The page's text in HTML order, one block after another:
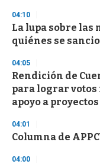
s
e
c
o
d
s
04:10
La lupa sobre las
quiénes se
04:05
Rendición de
para lograr
apoyo a
04:01
Columna de
04:00